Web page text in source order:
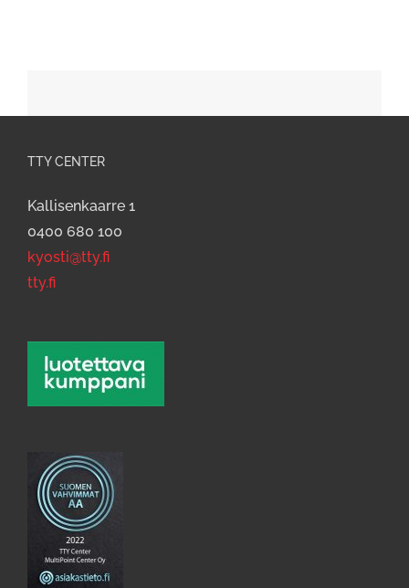
TTY CENTER
Kallisenkaarre 1
0400 680 100
kyosti@tty.fi
tty.fi